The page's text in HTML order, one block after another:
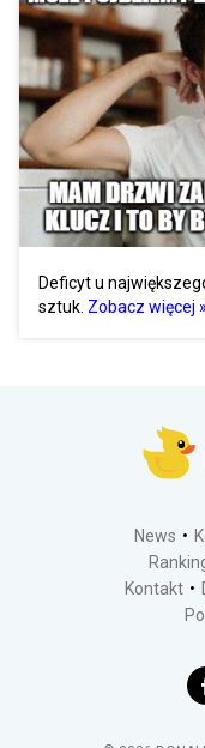
Deficyt u
sztuk. Zobacz więcej »
News
Kontakt